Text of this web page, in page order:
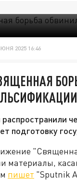
2025 16:46
распространили
подготовку
материалы,
пишет "Sputnik